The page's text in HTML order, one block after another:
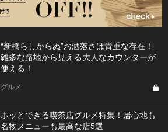
“新橋らしからぬ”お洒落さは貴重な存在！
雑多な路地から見える大人なカウンターが
使える！
グルメ
ホッとできる喫茶店グルメ特集！居心地も
名物メニューも最高な店5選